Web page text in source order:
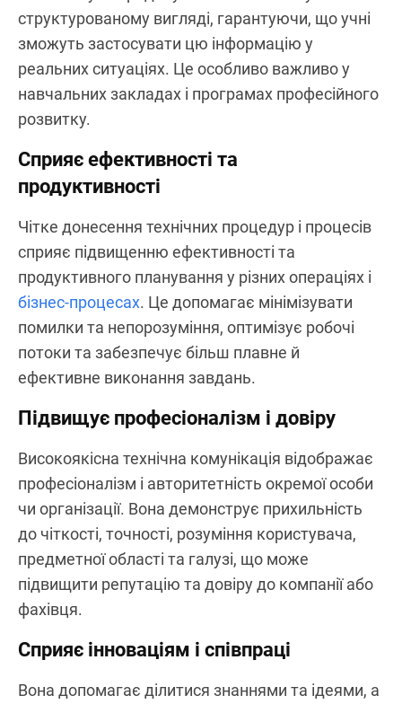
структурованому вигляді, гарантуючи, що учні
зможуть застосувати цю інформацію у
реальних ситуаціях. Це особливо важливо у
навчальних закладах і програмах професійного
розвитку.
Сприяє ефективності та
продуктивності
Чітке донесення технічних процедур і процесів
сприяє підвищенню ефективності та
продуктивного планування у різних операціях і
бізнес-процесах. Це допомагає мінімізувати
помилки та непорозуміння, оптимізує робочі
потоки та забезпечує більш плавне й
ефективне виконання завдань.
Підвищує професіоналізм і довіру
Високоякісна технічна комунікація відображає
професіоналізм і авторитетність окремої особи
чи організації. Вона демонструє прихильність
до чіткості, точності, розуміння користувача,
предметної області та галузі, що може
підвищити репутацію та довіру до компанії або
фахівця.
Сприяє інноваціям і співпраці
Вона допомагає ділитися знаннями та ідеями, а